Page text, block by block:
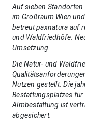
Auf sieben Standorten
im Großraum Wien
betreut paxnatura auf
und Waldfriedhöfe .
Umsetzung.
Die Natur- und
Nutzen gestellt. Die
Bestattungsplatzes
Almbestattung ist
abgesichert.